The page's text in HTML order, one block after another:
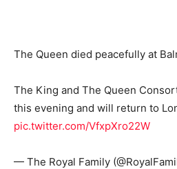
The Queen died peacefully at
The King and The Queen
this evening and will return to
pic.twitter.com/VfxpXro22W
— The Royal Family